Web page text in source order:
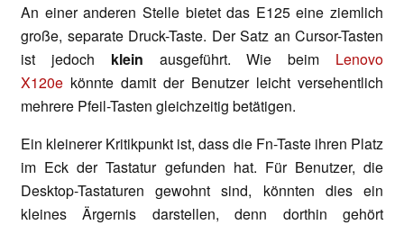
An einer anderen Stelle bietet das E125 eine ziemlich
große, separate Druck-Taste. Der Satz an Cursor-Tasten
ist jedoch klein ausgeführt. Wie beim Lenovo
X120e könnte damit der Benutzer leicht versehentlich
mehrere Pfeil-Tasten gleichzeitig betätigen.
Ein kleinerer Kritikpunkt ist, dass die Fn-Taste ihren Platz
im Eck der Tastatur gefunden hat. Für Benutzer, die
Desktop-Tastaturen gewohnt sind, könnten dies ein
kleines Ärgernis darstellen, denn dorthin gehört